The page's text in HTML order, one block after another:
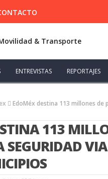
ENTREVISTAS REPORTAJES
EdoMéx destina 113 millones de
113
SEGURIDAD